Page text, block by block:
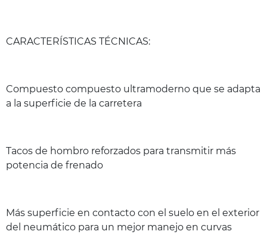
CARACTERÍSTICAS TÉCNICAS:
Compuesto compuesto ultramoderno que se adapta
a la superficie de la carretera
Tacos de hombro reforzados para transmitir más
potencia de frenado
Más superficie en contacto con el suelo en el exterior
del neumático para un mejor manejo en curvas